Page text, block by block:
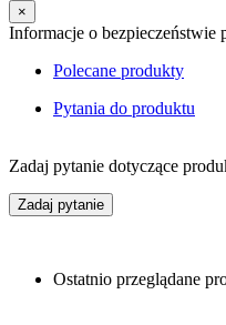
×
Informacje o bezpieczeństwie
Polecane produkty
Pytania do produktu
Zadaj pytanie dotyczące
Zadaj pytanie
Ostatnio przeglądane